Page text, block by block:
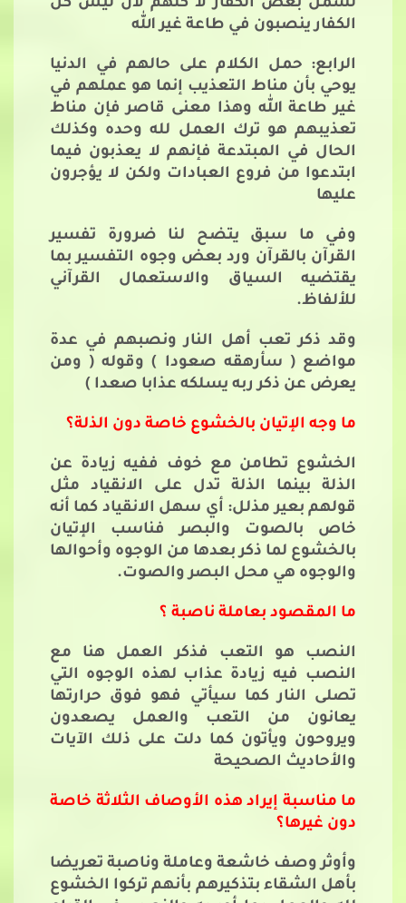
لشمل بعض الكفار لا كلهم لأن ليس كل
الكفار ينصبون في طاعة غير الله
الرابع: حمل الكلام على حالهم في الدنيا
يوحي بأن مناط التعذيب إنما هو عملهم في
غير طاعة الله وهذا معنى قاصر فإن مناط
تعذيبهم هو ترك العمل لله وحده وكذلك
الحال في المبتدعة فإنهم لا يعذبون فيما
ابتدعوا من فروع العبادات ولكن لا يؤجرون
عليها
وفي ما سبق يتضح لنا ضرورة تفسير
القرآن بالقرآن ورد بعض وجوه التفسير بما
يقتضيه السياق والاستعمال القرآني
للألفاظ.
وقد ذكر تعب أهل النار ونصبهم في عدة
مواضع ( سأرهقه صعودا ) وقوله ( ومن
يعرض عن ذكر ربه يسلكه عذابا صعدا )
ما وجه الإتيان بالخشوع خاصة دون الذلة؟
الخشوع تطامن مع خوف ففيه زيادة عن
الذلة بينما الذلة تدل على الانقياد مثل
قولهم بعير مذلل: أي سهل الانقياد كما أنه
خاص بالصوت والبصر فناسب الإتيان
بالخشوع لما ذكر بعدها من الوجوه وأحوالها
والوجوه هي محل البصر والصوت.
ما المقصود بعاملة ناصبة ؟
النصب هو التعب فذكر العمل هنا مع
النصب فيه زيادة عذاب لهذه الوجوه التي
تصلى النار كما سيأتي فهو فوق حرارتها
يعانون من التعب والعمل يصعدون
ويروحون ويأتون كما دلت على ذلك الآيات
والأحاديث الصحيحة
ما مناسبة إيراد هذه الأوصاف الثلاثة خاصة
دون غيرها؟
وأوثر وصف خاشعة وعاملة وناصبة تعريضا
بأهل الشقاء بتذكيرهم بأنهم تركوا الخشوع